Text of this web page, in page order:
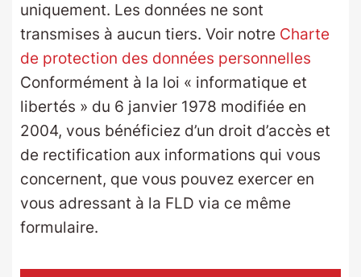
uniquement. Les données ne sont
transmises à aucun tiers. Voir notre Charte
de protection des données personnelles
Conformément à la loi « informatique et
libertés » du 6 janvier 1978 modifiée en
2004, vous bénéficiez d’un droit d’accès et
de rectification aux informations qui vous
concernent, que vous pouvez exercer en
vous adressant à la FLD via ce même
formulaire.